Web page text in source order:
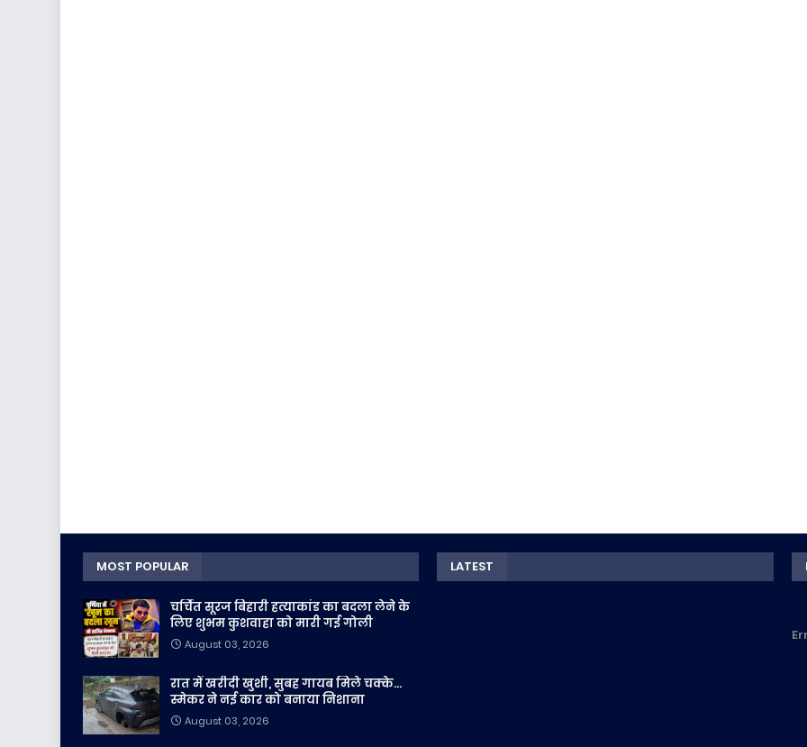
MOST POPULAR
चर्चित सूरज बिहारी हत्याकांड का बदला लेने के
लिए शुभम कुशवाहा को मारी गई गोली
August 03, 2026
रात में खरीदी खुशी, सुबह गायब मिले चक्के...
स्मेकर ने नई कार को बनाया निशाना
August 03, 2026
LATEST